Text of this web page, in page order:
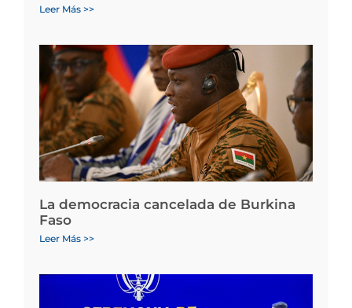
Leer Más >>
La democracia cancelada de Burkina
Faso
Leer Más >>